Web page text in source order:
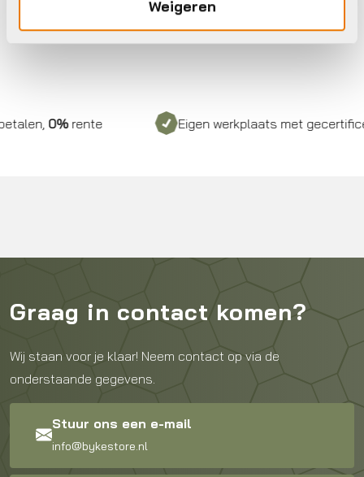
Weigeren
0%rente Eigen werkplaats met gecertificeerd
Graag in contact komen?
Wij staan voor je klaar! Neem contact op via de
onderstaande gegevens.
Stuur ons een e-mail
info@bykestore.nl